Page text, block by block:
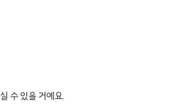
수 있을 거예요.